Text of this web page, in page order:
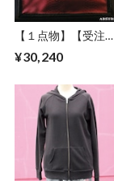
【１点物】【受注制
ダーメイド カバン
めポケット オース
トリッチ パイピン
グ フェイクレザー
アブサード
SNOWKIN２
（PB）
¥30,240